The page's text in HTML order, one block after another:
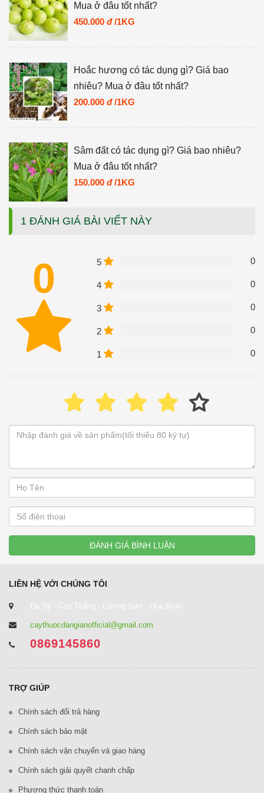
Mua ở đâu tốt nhất?
450.000 đ /1KG
Hoắc hương có tác dụng gì? Giá bao
nhiêu? Mua ở đâu tốt nhất?
200.000 đ /1KG
Sâm đất có tác dụng gì? Giá bao nhiêu?
Mua ở đâu tốt nhất?
150.000 đ /1KG
1 ĐÁNH GIÁ BÀI VIẾT NÀY
0 5 0
4 0
3 0
2 0
1 0
ĐÁNH GIÁ BÌNH LUẬN
LIÊN HỆ VỚI CHÚNG TÔI
Đa Sỹ - Cao Thắng - Lương Sơn - Hòa Bình
caythuocdangianofficial@gmail.com
0869145860
TRỢ GIÚP
Chính sách đổi trả hàng
Chính sách bảo mật
Chính sách vận chuyển và giao hàng
Chính sách giải quyết chanh chấp
Phương thức thanh toán